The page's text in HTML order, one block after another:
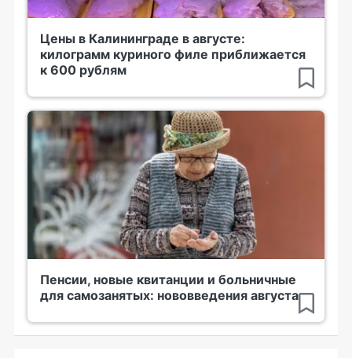
Цены в Калининграде в августе:
килограмм куриного филе приближается
к 600 рублям
Пенсии, новые квитанции и больничные
для самозанятых: нововведения августа